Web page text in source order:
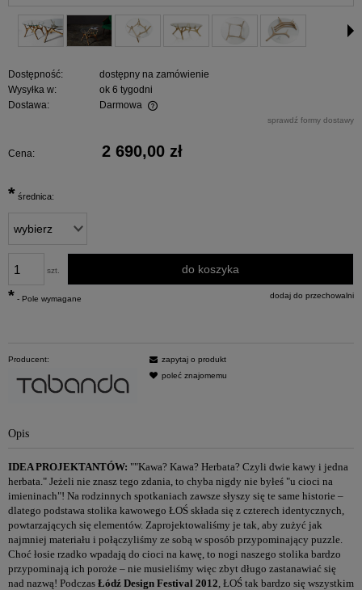
Dostępność:
dostępny na zamówienie
Wysyłka w:
ok 6 tygodni
Dostawa:
Darmowa
sprawdź formy dostawy
Cena: 2 690,00 zł
* średnica:
szt. do koszyka
dodaj do przechowalni
* - Pole wymagane
Producent:
zapytaj o produkt
poleć znajomemu
Opis
IDEA PROJEKTANTÓW: ""Kawa? Kawa? Herbata? Czyli dwie kawy i jedna
herbata." Jeżeli nie znasz tego zdania, to chyba nigdy nie byłeś "u cioci na
imieninach"! Na rodzinnych spotkaniach zawsze słyszy się te same historie –
dlatego podstawa stolika kawowego ŁOŚ składa się z czterech identycznych,
powtarzających się elementów. Zaprojektowaliśmy je tak, aby zużyć jak
najmniej materiału i połączyliśmy ze sobą w sposób przypominający puzzle.
Choć łosie rzadko wpadają do cioci na kawę, to nogi naszego stolika bardzo
przypominają ich poroże – nie musieliśmy więc zbyt długo zastanawiać się
nad nazwą! Podczas Łódź Design Festival 2012 , ŁOŚ tak bardzo się wszystkim